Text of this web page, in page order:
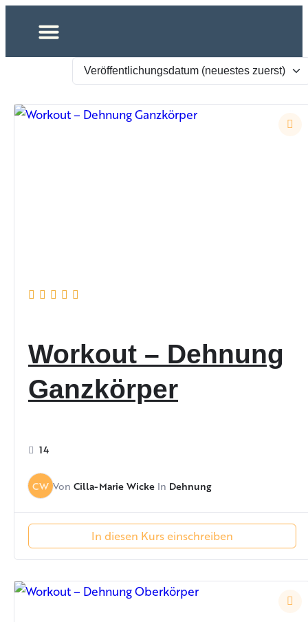
Workout – Dehnung
Ganzkörper
14
CW Von Cilla-Marie Wicke In Dehnung
In diesen Kurs einschreiben